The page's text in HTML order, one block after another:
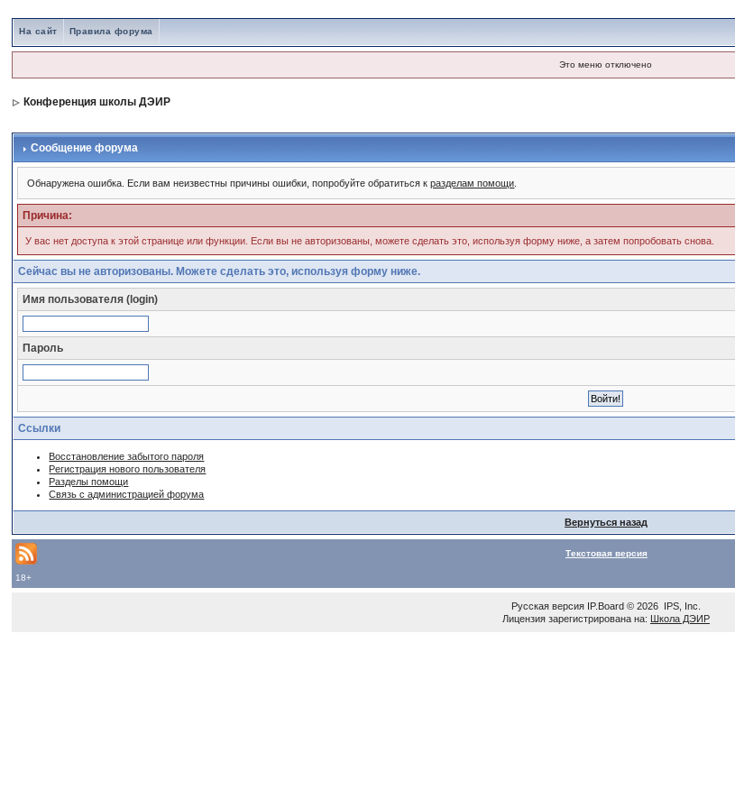
На сайт Правила форума
Это меню отключено
Конференция школы ДЭИР
Сообщение форума
Обнаружена ошибка. Если вам неизвестны причины ошибки, попробуйте обратиться кразделам помощи
Причина:
У вас нет доступа к этой странице или функции. Если вы не авторизованы, можете сделать это, используя форму ниже, а затем попробовать снова.
Сейчас вы не авторизованы. Можете сделать это, используя форму ниже.
Имя пользователя (login)
Пароль
Ссылки
Восстановление забытого пароля
Регистрация нового пользователя
Разделы помощи
Связь с администрацией форума
Вернуться назад
Текстовая версия
18+
Русская версия IP.Board© 2026 IPS, Inc
Лицензия зарегистрирована на: Школа ДЭИР